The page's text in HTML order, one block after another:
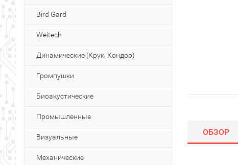
Bird Gard
Weitech
Динамические (Крук, Кондор)
Громпушки
Биоакустические
Промышленные
Визуальные
Механические
ОБЗОР